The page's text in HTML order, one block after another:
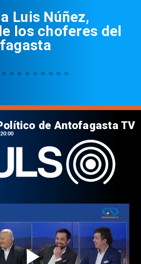
Luis Núñez,
los choferes del
de Antofagasta TV